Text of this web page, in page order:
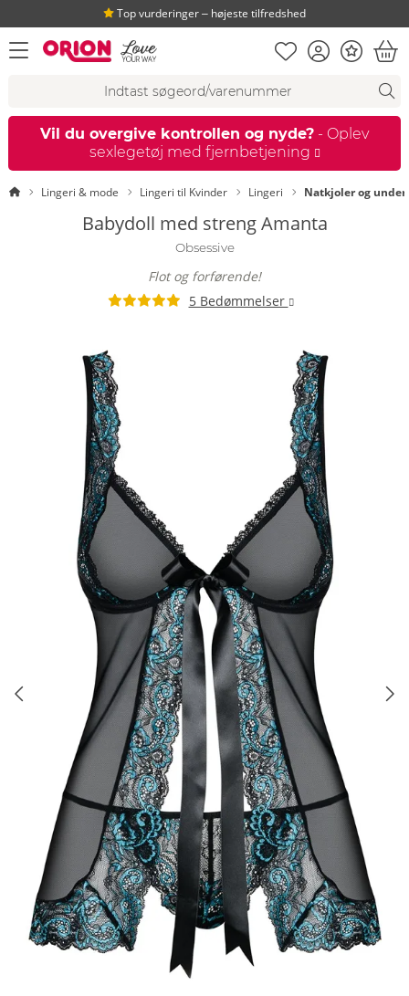
Top vurderinger ‒ højeste tilfredshed
åbn menu Huskeseddel
Kundekonto
Bonus
Vil du overgive kontrollen og nyde? - Oplev
sexlegetøj med fjernbetjening
StartsideLingeri & mode Lingeri til Kvinder Lingeri Natkjoler og
Babydoll med streng Amanta
Obsessive
Flot og forførende!
5 Bedømmelser